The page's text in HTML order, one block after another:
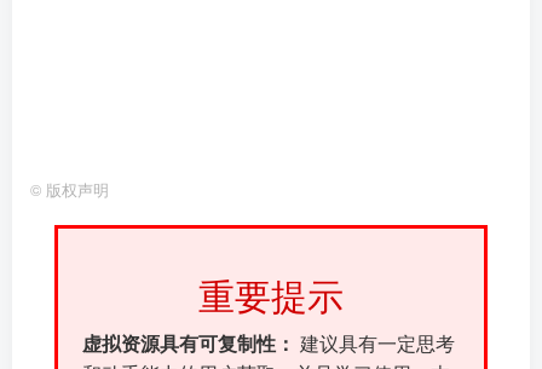
© 版权声明
重要提示
虚拟资源具有可复制性： 建议具有一定思考